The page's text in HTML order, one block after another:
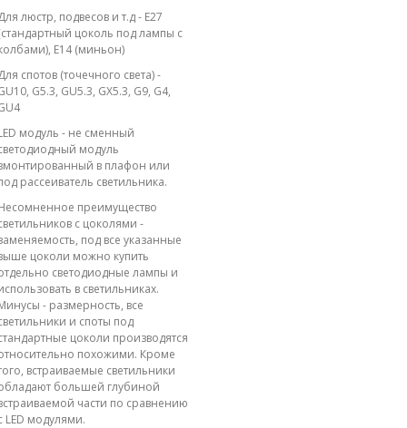
люстр, подвесов и т.д - E27
цоколь под лампы с
E14 (миньон)
спотов (точечного света) -
G5.3, GU5.3, GX5.3, G9, G4,
модуль - не сменный
модуль
в плафон или
рассеиватель светильника.
преимущество
с цоколями -
под все указанные
цоколи можно купить
светодиодные лампы и
в светильниках.
- размерность, все
и споты под
цоколи производятся
похожими. Кроме
встраиваемые светильники
большей глубиной
части по сравнению
LED модулями.